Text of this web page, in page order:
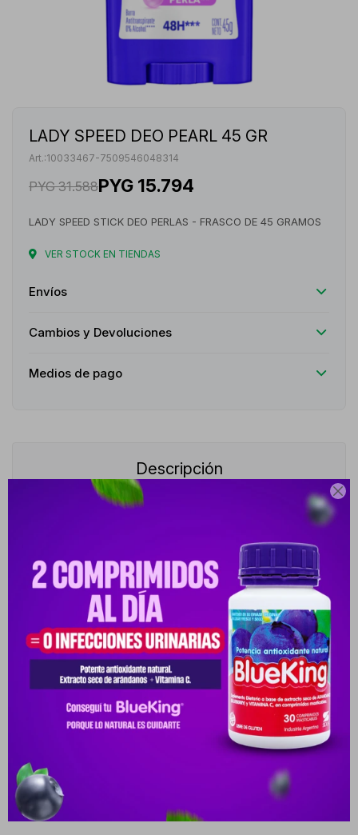

LADY SPEED DEO PEARL 45 GR
10033467-7509546048314
PYG 31.588PYG 15.794
LADY SPEED STICK DEO PERLAS - FRASCO DE 45 GRAMOS
VER STOCK EN TIENDAS
Envíos
Cambios y Devoluciones
Medios de pago
Descripción
Es un antitranspirante en barra diseñado especialmente para la
mujer activa. Su innovadora fórmula en gel translúcido cuenta
con tecnología de microperlas que se funden al contacto con la
piel, ofreciendo una aplicación limpia que no deja residuos
blancos en la ropa ni en la piel. Proporciona una protección
ultraeficaz de hasta 48 horas contra el sudor y el mal olor,
manteniendo las axilas secas, frescas y protegidas durante todo
el día. Es ideal para prevenir la humedad provocada por el
movimiento diario, garantizando máxima seguridad y comodidad
en cualquier situación. Composición Su fórmula contiene
clorohidrato de aluminio como principio activo para regular la
transpiración, complementado con agentes acondicionadores
que cuidan la delicada piel de las axilas. Su fragancia presenta
una apertura de notas frutales frescas y cítricas, un corazón
floral suave de jazmín y rosas, y un fondo limpio y almizclado.